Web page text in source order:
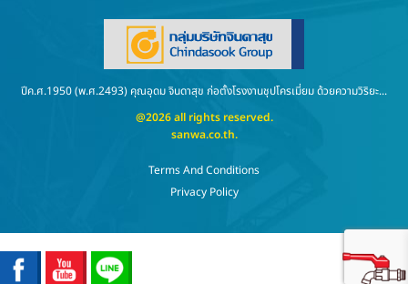
ปีค.ศ.1950 (พ.ศ.2493) คุณอุดม จินดาสุข ก่อตั้งโรงงานชุปโครเมี่ยม ด้วยความวิริยะ...
@2026 all rights reserved.
sanwa.co.th.
Terms And Conditions
Privacy Policy